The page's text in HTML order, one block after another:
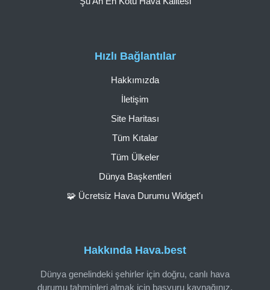
Hakkında Hava.best
Dünya genelindeki şehirler için doğru, canlı hava
durumu tahminleri almak için başvuru kaynağınız.
Hızlı Bağlantılar
Hakkımızda
İletişim
Site Haritası
Tüm Kıtalar
Tüm Ülkeler
Dünya Başkentleri
🧩 Ücretsiz Hava Durumu Widget'ı